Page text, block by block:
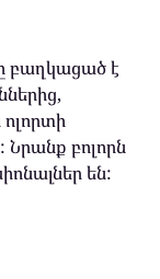
բաղկացած է
ոլորտի
Նրանք բոլորն
են: